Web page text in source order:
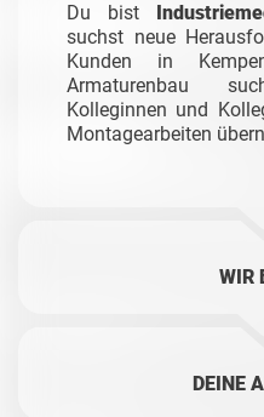
Du bist
suchst neue
Kunden in
Armaturenbau
Kolleginnen und
Montagearbeiten
WIR
DEINE